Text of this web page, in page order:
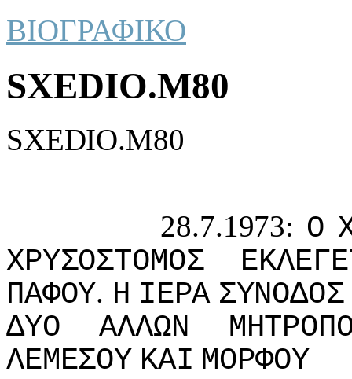
ΒΙΟΓΡΑΦΙΚΟ
SXEDIO.M80
SXEDIO.M80
28.7.1973: Ο
ΧΡΥΣΟΣΤΟΜΟΣ
ΠΑΦΟΥ. Η IΕΡΑ ΣΥΝΟΔΟΣ
ΔΥΟ
ΑΛΛΩΝ
ΛΕΜΕΣΟΥ ΚΑI ΜΟΡΦΟΥ